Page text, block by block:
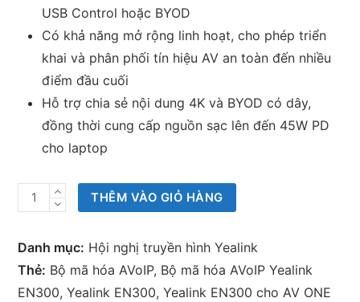
USB Control hoặc BYOD
Có khả năng mở rộng linh hoạt, cho phép triển
khai và phân phối tín hiệu AV an toàn đến nhiều
điểm đầu cuối
Hỗ trợ chia sẻ nội dung 4K và BYOD có dây,
đồng thời cung cấp nguồn sạc lên đến 45W PD
cho laptop
Bộ
mã
hóa
AVoIP
Yealink
THÊM VÀO GIỎ HÀNG
Danh mục: Hội nghị truyền hình Yealink
Thẻ: Bộ mã hóa AVoIP, Bộ mã hóa AVoIP Yealink
EN300,Yealink EN300,Yealink EN300 cho AV ONE